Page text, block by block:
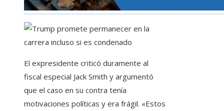
El expresidente criticó duramente al
fiscal especial Jack Smith y argumentó
que el caso en su contra tenía
motivaciones políticas y era frágil. «Estos